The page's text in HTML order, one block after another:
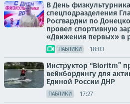
В День
спецподразделения
Росгвардии по
провел спортивную
«Движения первых» в
ПАБЛИКИ 18:03
Инструктор “Bioritm”
вейкбордингу для
Единой России ДНР
ПАБЛИКИ 17:27